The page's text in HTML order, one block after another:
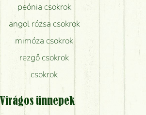
peónia csokrok
angol rózsa csokrok
mimóza csokrok
rezgő csokrok
csokrok
Virágos ünnepek